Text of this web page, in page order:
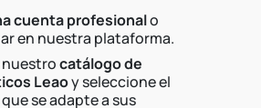
cuenta profesionalo
en nuestra plataforma.
nuestrocatálogo de
Leaoy seleccione el
se adapte a sus